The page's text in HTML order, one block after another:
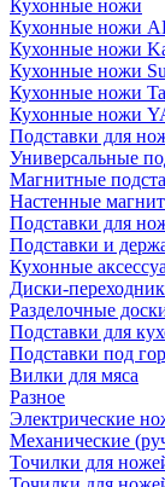
Кухонные ножи
Кухонные ножи
Кухонные ножи
Кухонные ножи
Кухонные ножи
Кухонные ножи
Подставки для
Универсальные
Магнитные
Настенные
Подставки для
Подставки и
Кухонные
Диски-
Разделочные
Подставки для
Подставки под
Вилки для мяса
Разное
Электрические
Механические
Точилки для